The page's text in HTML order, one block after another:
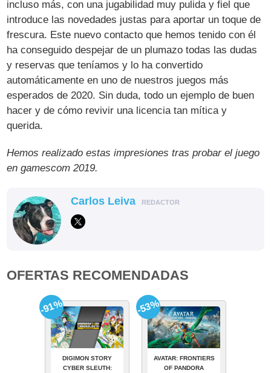
incluso más, con una jugabilidad muy pulida y fiel que
introduce las novedades justas para aportar un toque de
frescura. Este nuevo contacto que hemos tenido con él
ha conseguido despejar de un plumazo todas las dudas
y reservas que teníamos y lo ha convertido
automáticamente en uno de nuestros juegos más
esperados de 2020. Sin duda, todo un ejemplo de buen
hacer y de cómo revivir una licencia tan mítica y
querida.
Hemos realizado estas impresiones tras probar el juego
en gamescom 2019.
Carlos Leiva REDACTOR
OFERTAS RECOMENDADAS
DIGIMON STORY
CYBER SLEUTH:
-91%
AVATAR: FRONTIERS
OF PANDORA
-53%